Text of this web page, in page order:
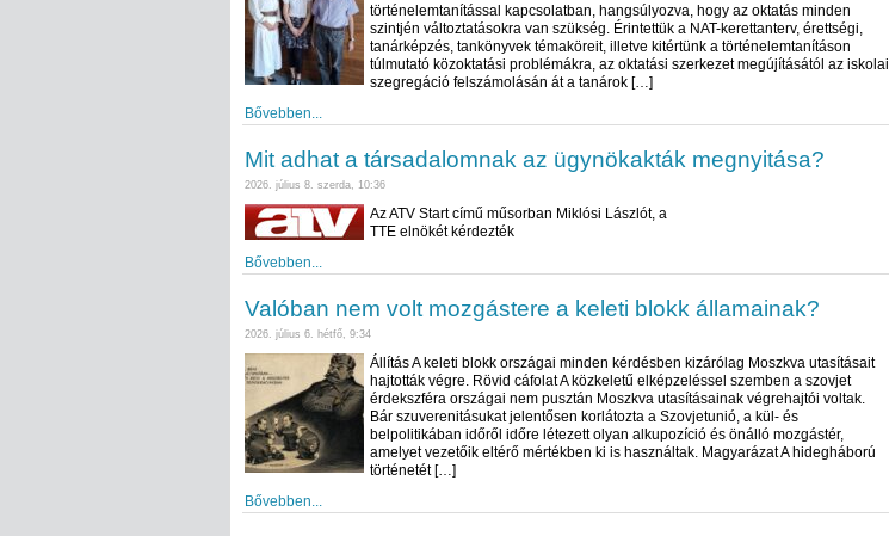
történelemtanítással kapcsolatban, hangsúlyozva, hogy az oktatás minden
szintjén változtatásokra van szükség. Érintettük a NAT-kerettanterv, érettségi,
tanárképzés, tankönyvek témaköreit, illetve kitértünk a történelemtanításon
túlmutató közoktatási problémákra, az oktatási szerkezet megújításától az iskolai
szegregáció felszámolásán át a tanárok […]
Bővebben...
Mit adhat a társadalomnak az ügynökakták megnyitása?
2026. július 8. szerda, 10:36
Az ATV Start című műsorban Miklósi Lászlót, a
TTE elnökét kérdezték
Bővebben...
Valóban nem volt mozgástere a keleti blokk államainak?
2026. július 6. hétfő, 9:34
Állítás A keleti blokk országai minden kérdésben kizárólag Moszkva utasításait
hajtották végre. Rövid cáfolat A közkeletű elképzeléssel szemben a szovjet
érdekszféra országai nem pusztán Moszkva utasításainak végrehajtói voltak.
Bár szuverenitásukat jelentősen korlátozta a Szovjetunió, a kül- és
belpolitikában időről időre létezett olyan alkupozíció és önálló mozgástér,
amelyet vezetőik eltérő mértékben ki is használtak. Magyarázat A hidegháború
történetét […]
Bővebben...